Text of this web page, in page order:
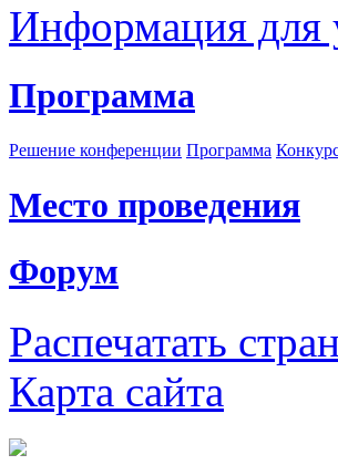
Информация для
Программа
Решение конференции Программа
Место проведения
Форум
Распечатать
Карта сайта